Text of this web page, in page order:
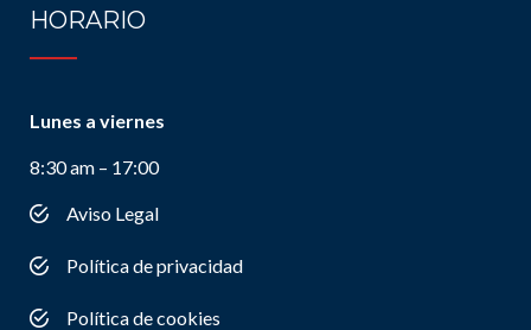
HORARIO
Lunes a viernes
8:30 am – 17:00
Aviso Legal
Política de privacidad
Política de cookies